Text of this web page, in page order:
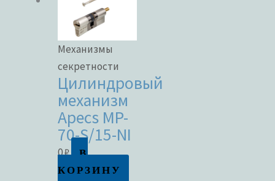
Механизмы
секретности
Цилиндровый
механизм
Apecs MP-
70-S/15-NI
0₽
В
КОРЗИНУ